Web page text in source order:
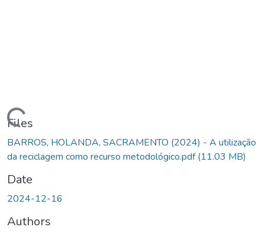
Loading...
Files
BARROS, HOLANDA, SACRAMENTO (2024) - A utilização
da reciclagem como recurso metodológico.pdf(11.03 MB)
Date
2024-12-16
Authors